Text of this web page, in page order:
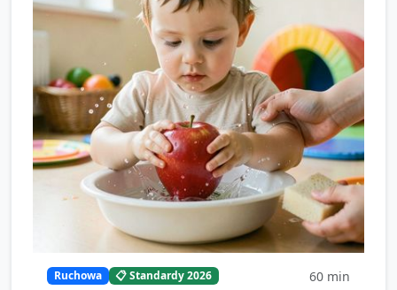
Ruchowa 📋 Standardy 2026 60 min